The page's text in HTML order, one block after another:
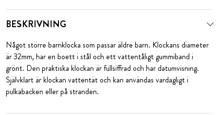
BESKRIVNING
Något större barnklocka som passar äldre barn. Klockans diameter
är 32mm, har en boett i stål och ett vattentåligt gummiband i
grönt. Den praktiska klockan är fullsiffrad och har datumvisning.
Självklart är klockan vattentät och kan användas vardagligt i
pulkabacken eller på stranden.